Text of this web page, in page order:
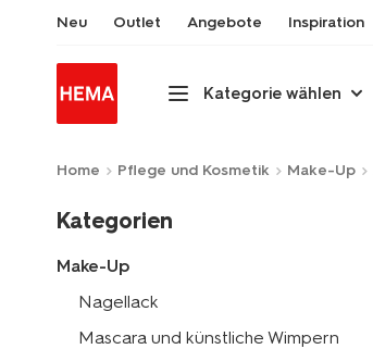
Neu Outlet Angebote Inspiration
Kategorie wählen
Home Pflege und Kosmetik Make-Up
Kategorien
Make-Up
Nagellack
Mascara und künstliche Wimpern